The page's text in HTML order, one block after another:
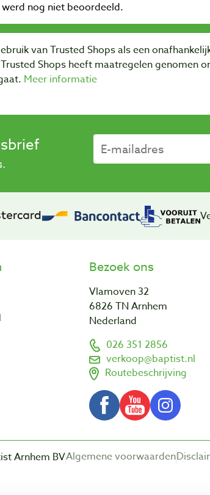
van Trusted Shops als een
Shops heeft maatregelen genomen
Meer informatie
Bezoek ons
Vlamoven 32
6826 TN Arnhem
Nederland
026 351 2856
verkoop@baptist.nl
Routebeschrijving
Algemene voorwaarden
Arnhem BV